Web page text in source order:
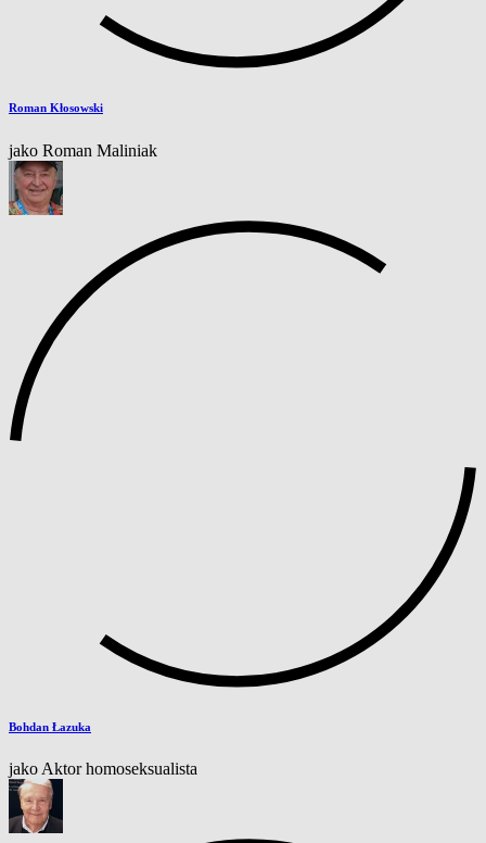
Roman Kłosowski
jako Roman Maliniak
Bohdan Łazuka
jako Aktor homoseksualista